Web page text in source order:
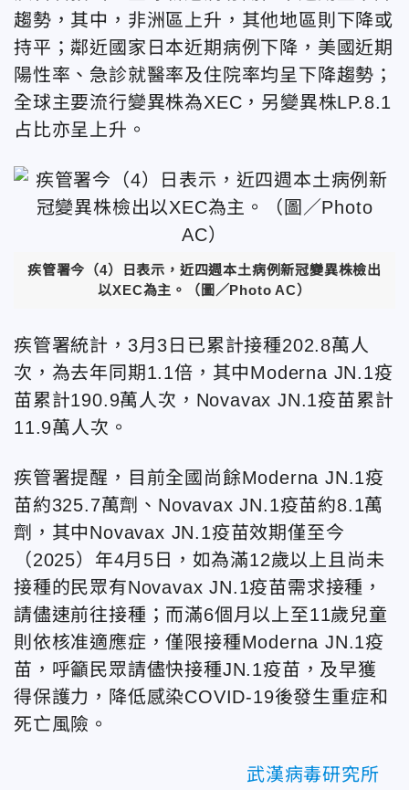
趨勢，其中，非洲區上升，其他地區則下降或
持平；鄰近國家日本近期病例下降，美國近期
陽性率、急診就醫率及住院率均呈下降趨勢；
全球主要流行變異株為XEC，另變異株LP.8.1
占比亦呈上升。
疾管署今（4）日表示，近四週本土病例新冠變異株檢出
以XEC為主。（圖／Photo AC）
疾管署統計，3月3日已累計接種202.8萬人
次，為去年同期1.1倍，其中Moderna JN.1疫
苗累計190.9萬人次，Novavax JN.1疫苗累計
11.9萬人次。
疾管署提醒，目前全國尚餘Moderna JN.1疫
苗約325.7萬劑、Novavax JN.1疫苗約8.1萬
劑，其中Novavax JN.1疫苗效期僅至今
（2025）年4月5日，如為滿12歲以上且尚未
接種的民眾有Novavax JN.1疫苗需求接種，
請儘速前往接種；而滿6個月以上至11歲兒童
則依核准適應症，僅限接種Moderna JN.1疫
苗，呼籲民眾請儘快接種JN.1疫苗，及早獲
得保護力，降低感染COVID-19後發生重症和
死亡風險。
武漢病毒研究所